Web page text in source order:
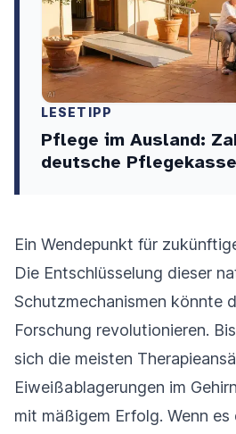
LESETIPP
Pflege im Ausland:
deutsche
Ein Wendepunkt für
Die Entschlüsselung dieser
Schutzmechanismen könnte
Forschung revolutionieren.
sich die meisten
Eiweißablagerungen im
mit mäßigem Erfolg. Wenn